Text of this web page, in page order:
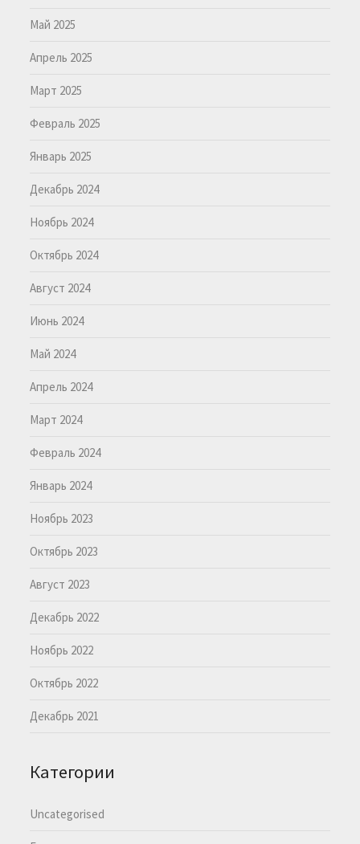
Май 2025
Апрель 2025
Март 2025
Февраль 2025
Январь 2025
Декабрь 2024
Ноябрь 2024
Октябрь 2024
Август 2024
Июнь 2024
Май 2024
Апрель 2024
Март 2024
Февраль 2024
Январь 2024
Ноябрь 2023
Октябрь 2023
Август 2023
Декабрь 2022
Ноябрь 2022
Октябрь 2022
Декабрь 2021
Категории
Uncategorised